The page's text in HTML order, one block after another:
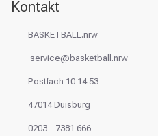
Kontakt
BASKETBALL.nrw
service@basketball.nrw
Postfach 10 14 53
47014 Duisburg
0203 - 7381 666